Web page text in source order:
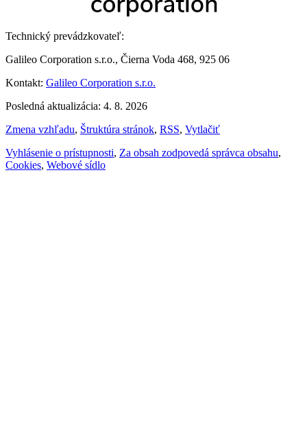
Technický prevádzkovateľ:
Galileo Corporation s.r.o., Čierna Voda 468, 925 06
Kontakt: Galileo Corporation s.r.o.
Posledná aktualizácia: 4. 8. 2026
Zmena vzhľadu, Štruktúra stránok, RSS, Vytlačiť
Vyhlásenie o prístupnosti, Za obsah zodpovedá správca obsahu,
Cookies, Webové sídlo